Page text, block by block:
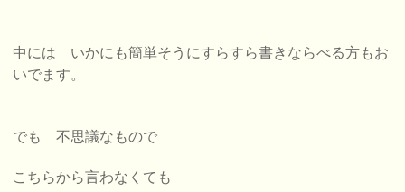
中には いかにも簡単そうにすらすら書きならべる方もお
いでます。
でも 不思議なもので
こちらから言わなくても